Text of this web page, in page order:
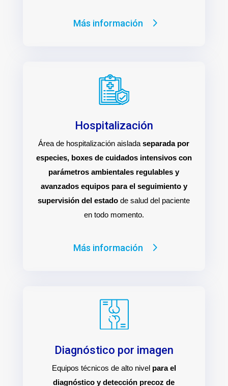
Más información
Hospitalización
Área de hospitalización aisladaseparada por
especies, boxes de cuidados intensivos con
parámetros ambientales regulables y
avanzados equipos para el seguimiento y
supervisión del estado de salud del paciente
en todo momento.
Más información
Diagnóstico por imagen
Equipos técnicos de alto nivel para el
diagnóstico y detección precoz de